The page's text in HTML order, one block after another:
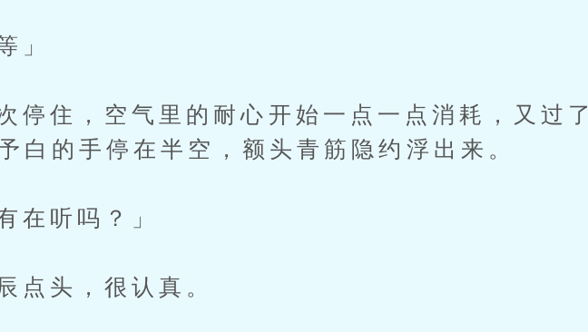
，空气里的耐心开始一点一点消耗，又过了
白的手停在半空，额头青筋隐约浮出来。
听吗？」
，很认真。